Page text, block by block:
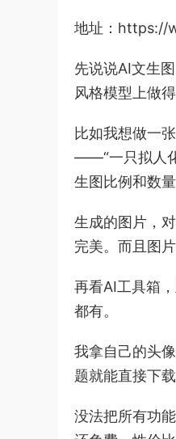
地址：https://
先说说AI文生
风格模型上做
比如我想做一
——“一只拟人
生图比例和数
生成的图片，
完美。而且图
再看AI工具箱
都有。
我拿自己的头
题就能直接下
没法把所有功